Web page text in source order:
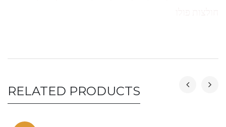
RELATED PRODUCTS